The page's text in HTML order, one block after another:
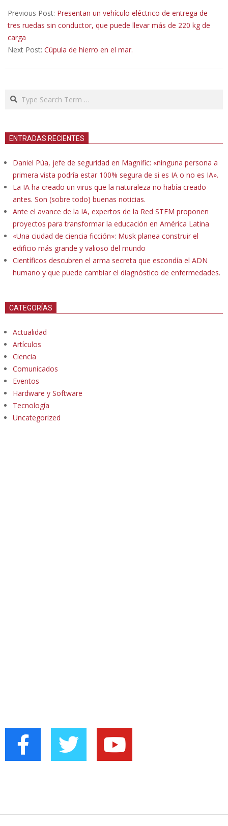
02-
28
Previous Post: Presentan un vehículo eléctrico de entrega de
tres ruedas sin conductor, que puede llevar más de 220 kg de
carga
Next Post: Cúpula de hierro en el mar.
Search
ENTRADAS RECIENTES
Daniel Púa, jefe de seguridad en Magnific: «ninguna persona a
primera vista podría estar 100% segura de si es IA o no es IA».
La IA ha creado un virus que la naturaleza no había creado
antes. Son (sobre todo) buenas noticias.
Ante el avance de la IA, expertos de la Red STEM proponen
proyectos para transformar la educación en América Latina
«Una ciudad de ciencia ficción»: Musk planea construir el
edificio más grande y valioso del mundo
Científicos descubren el arma secreta que escondía el ADN
humano y que puede cambiar el diagnóstico de enfermedades.
CATEGORÍAS
Actualidad
Artículos
Ciencia
Comunicados
Eventos
Hardware y Software
Tecnología
Uncategorized